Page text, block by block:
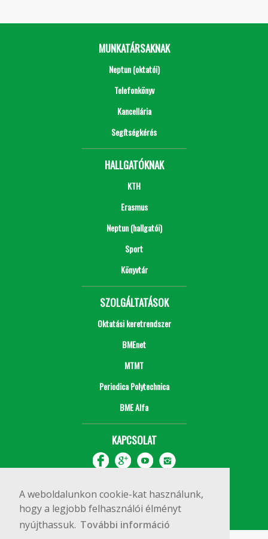
A weboldalunkon cookie-kat használunk,
hogy a legjobb felhasználói élményt
nyújthassuk. További információ
MUNKATÁRSAKNAK
Neptun (oktatói)
Telefonkönyv
Kancellária
Segítségkérés
HALLGATÓKNAK
KTH
Erasmus
Neptun (hallgatói)
Sport
Könyvtár
SZOLGÁLTATÁSOK
Oktatási keretrendszer
BMEnet
MTMT
Periodica Polytechnica
BME Alfa
KAPCSOLAT